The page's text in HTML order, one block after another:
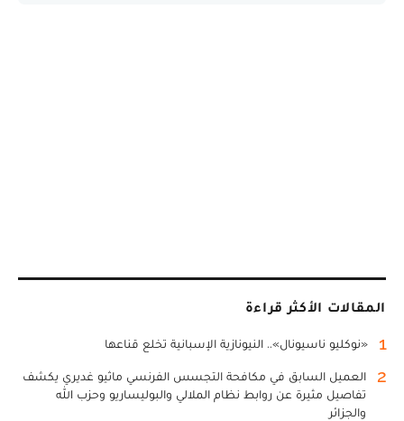
المقالات الأكثر قراءة
1 «نوكليو ناسيونال».. النيونازية الإسبانية تخلع قناعها
2
العميل السابق في مكافحة التجسس الفرنسي ماثيو غديري يكشف
تفاصيل مثيرة عن روابط نظام الملالي والبوليساريو وحزب الله
والجزائر